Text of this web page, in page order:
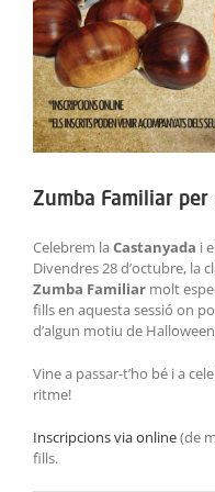
Zumba Familiar
Celebrem la Castanyada i
Divendres 28 d’octubre, la
Zumba Familiar molt
fills en aquesta sessió on
d’algun motiu de
Vine a passar-t’ho bé i a
ritme!
Inscripcions via online(de
fills.